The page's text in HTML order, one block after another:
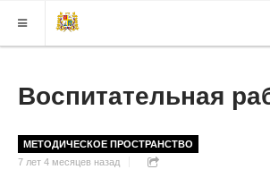
Воспитательная
МЕТОДИЧЕСКОЕ ПРОСТРАНСТВО
7 лет 4 месяцев назад